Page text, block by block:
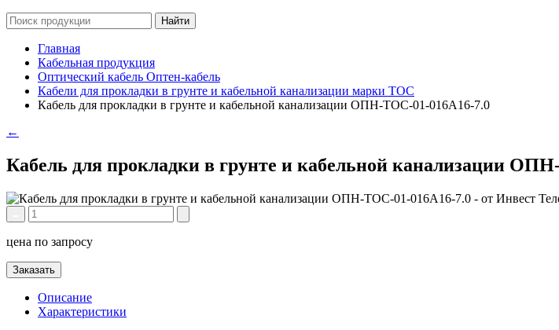
Главная
Кабельная продукция
Оптический кабель Оптен-кабель
Кабели для прокладки в грунте и кабельной канализации марки ТОС
Кабель для прокладки в грунте и кабельной канализации ОПН-ТОС-01-016А16-7.0
←
Кабель для прокладки в грунте и кабельной канализации
цена по запросу
Заказать
Описание
Характеристики